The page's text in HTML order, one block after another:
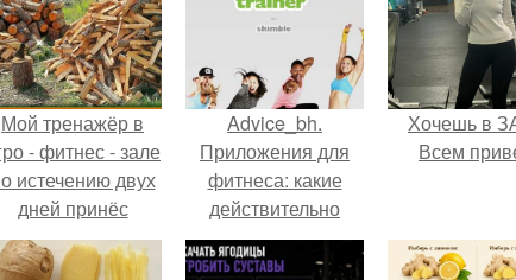
Мой тренажёр в
- фитнес - зале
истечению двух
дней принёс
ощутимый
результат.
Advice_bh.
Приложения для
фитнеса: какие
действительно
работают?
Хочешь в
Всем